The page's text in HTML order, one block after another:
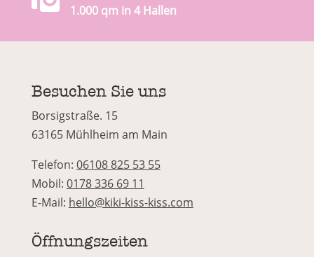
1.000 qm in 4 Hallen
Besuchen Sie uns
Borsigstraße. 15
63165 Mühlheim am Main
Telefon: 06108 825 53 55
Mobil: 0178 336 69 11
E-Mail: hello@kiki-kiss-kiss.com
Öffnungszeiten